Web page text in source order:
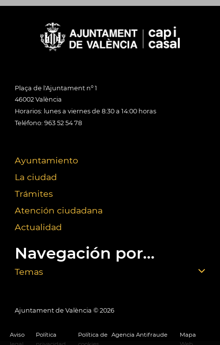
Plaça de l'Ajuntament nº 1
46002 València
Horarios: lunes a viernes de 8:30 a 14:00 horas
Teléfono: 963 52 54 78
Ayuntamiento
La ciudad
Trámites
Atención ciudadana
Actualidad
Navegación por...
Temas
Ajuntament de València © 2026
Aviso
Política
Política de Agencia Antifraude
Mapa